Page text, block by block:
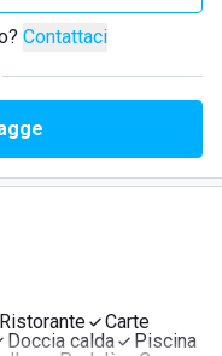
Contattaci
Ristorante
Carte
Doccia calda
Piscina